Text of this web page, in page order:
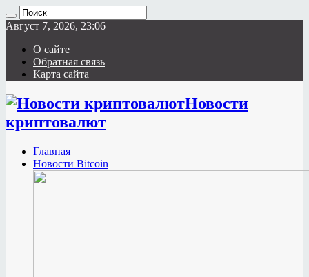
Август 7, 2026, 23:06
О сайте
Обратная связь
Карта сайта
Новости
криптовалют
Главная
Новости Bitcoin